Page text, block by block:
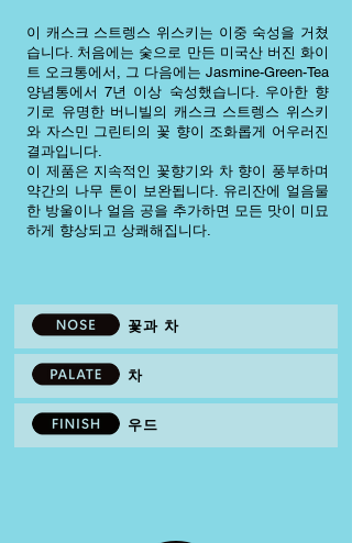
이 캐스크 스트렝스 위스키는 이중 숙성을 거쳤
습니다. 처음에는 숯으로 만든 미국산 버진 화이
트 오크통에서, 그 다음에는 Jasmine-Green-Tea
양념통에서 7년 이상 숙성했습니다. 우아한 향
기로 유명한 버니빌의 캐스크 스트렝스 위스키
와 자스민 그린티의 꽃 향이 조화롭게 어우러진
결과입니다.
이 제품은 지속적인 꽃향기와 차 향이 풍부하며
약간의 나무 톤이 보완됩니다. 유리잔에 얼음물
한 방울이나 얼음 공을 추가하면 모든 맛이 미묘
하게 향상되고 상쾌해집니다.
꽃과 차
차
우드